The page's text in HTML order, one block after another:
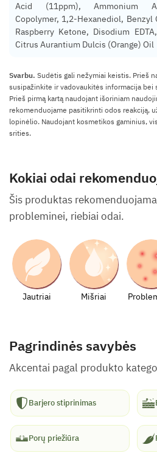
Acid (11ppm), Ammonium
Copolymer, 1,2-Hexanediol, Benzyl
Raspberry Ketone, Disodium
Citrus Aurantium Dulcis (Orange) Oil
Svarbu. Sudėtis gali nežymiai keistis. Prieš
susipažinkite ir vadovaukitės informacija
Prieš pirmą kartą naudojant išoriniam
rekomenduojame pasitikrinti odos reakciją,
lopinėlio. Naudojant kosmetikos gaminius,
srities.
Kokiai odai
Šis produktas
probleminei, riebiai odai.
Jautriai Mišriai
Pagrindinės savybės
Akcentai pagal produkto
Barjero stiprinimas
Porų priežiūra